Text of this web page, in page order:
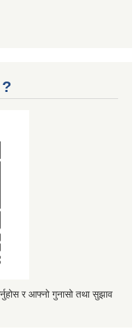
?
र आफ्नो गुनासो तथा सुझाव